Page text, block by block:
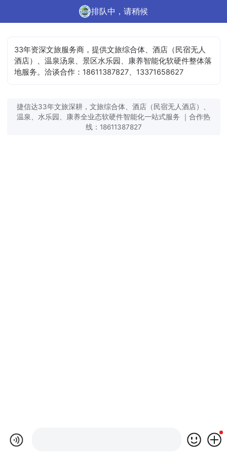
排队中，请稍候
33年资深文旅服务商，提供文旅综合体、酒店（民宿无人
酒店）、温泉汤泉、景区水乐园、康养智能化软硬件整体落
地服务。洽谈合作：18611387827、13371658627
捷信达33年文旅深耕，文旅综合体、酒店（民宿无人酒店）、
温泉、水乐园、康养全业态软硬件智能化一站式服务 ｜合作热
线：18611387827